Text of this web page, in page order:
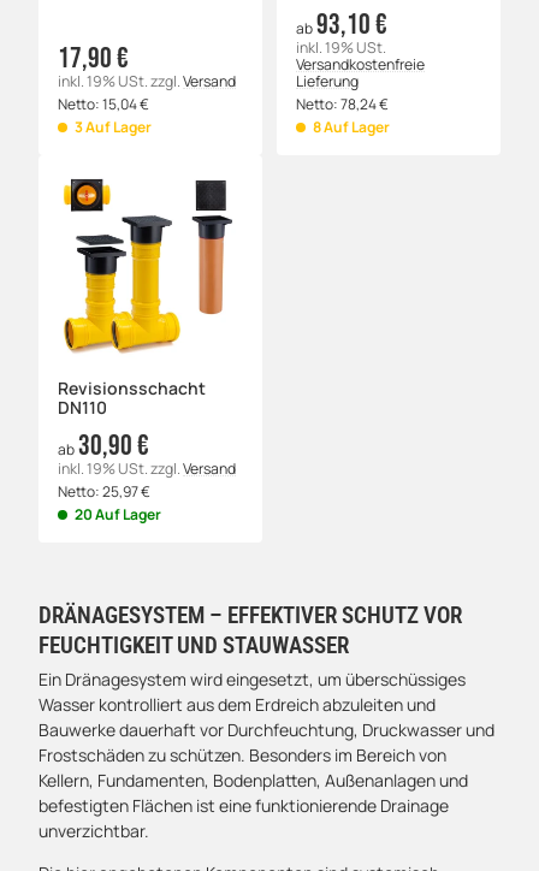
17,90 €
inkl. 19% USt.zzgl.Versand
Netto:15,04€
3 Auf Lager
ab93,10 €
inkl. 19% USt.
Versandkostenfreie
Lieferung
Netto:78,24€
8 Auf Lager
Revisionsschacht
DN110
ab30,90 €
inkl. 19% USt.zzgl.Versand
Netto:25,97€
20 Auf Lager
DRÄNAGESYSTEM – EFFEKTIVER SCHUTZ VOR
FEUCHTIGKEIT UND STAUWASSER
Ein Dränagesystem wird eingesetzt, um überschüssiges
Wasser kontrolliert aus dem Erdreich abzuleiten und
Bauwerke dauerhaft vor Durchfeuchtung, Druckwasser und
Frostschäden zu schützen. Besonders im Bereich von
Kellern, Fundamenten, Bodenplatten, Außenanlagen und
befestigten Flächen ist eine funktionierende Drainage
unverzichtbar.